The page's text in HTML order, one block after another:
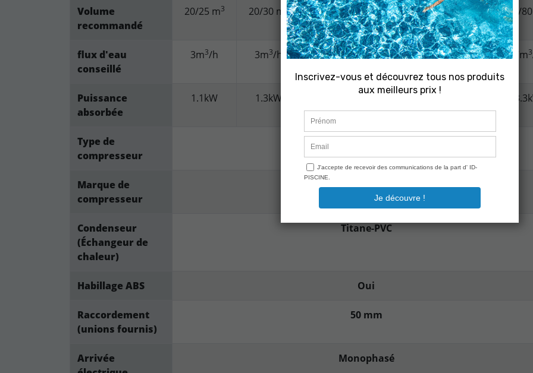
Volume
recommandé
20/25 m3 20/30 m 3 30/45 m3 35/55 m3 45/70 m 60/
flux d'eau
conseillé
3m3/h 3m3/h 5m3/h 6m3/h 7m3/h 7m3
Puissance
absorbée
1.1kW 1.3kW
Type de
compresseur
Marque de
compresseur
GMCC
Condenseur
(Échangeur de
chaleur)
Titane-PVC
Habillage ABS Oui
Raccordement
(unions fournis)
50 mm
Arrivée
Monophasé